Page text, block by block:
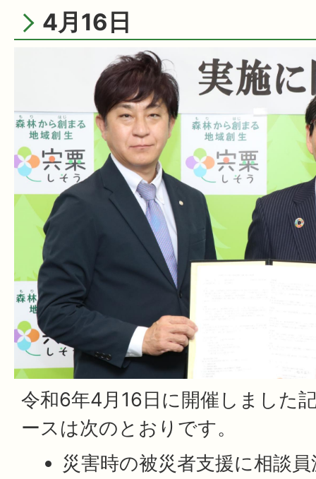
4月16日
令和6年4月16日に開催しました
ースは次のとおりです。
災害時の被災者支援に相談